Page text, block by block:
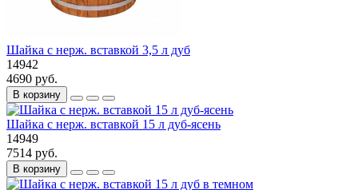
Шайка с нерж. вставкой 3,5 л дуб
14942
4690 руб.
В корзину
Шайка с нерж. вставкой 15 л дуб-ясень
14949
7514 руб.
В корзину